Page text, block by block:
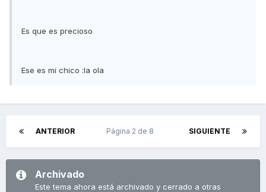
Es que es precioso
Ese es mi chico :la ola
ANTERIOR SIGUIENTE
Página 2 de 8
Archivado
Este tema ahora está archivado y cerrado a otras